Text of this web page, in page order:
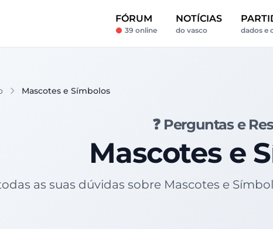
FÓRUM
39 online
NOTÍCIAS
do vasco dados e
Mascotes e Símbolos
❓ Perguntas e
Mascotes e
as suas dúvidas sobre Mascotes e